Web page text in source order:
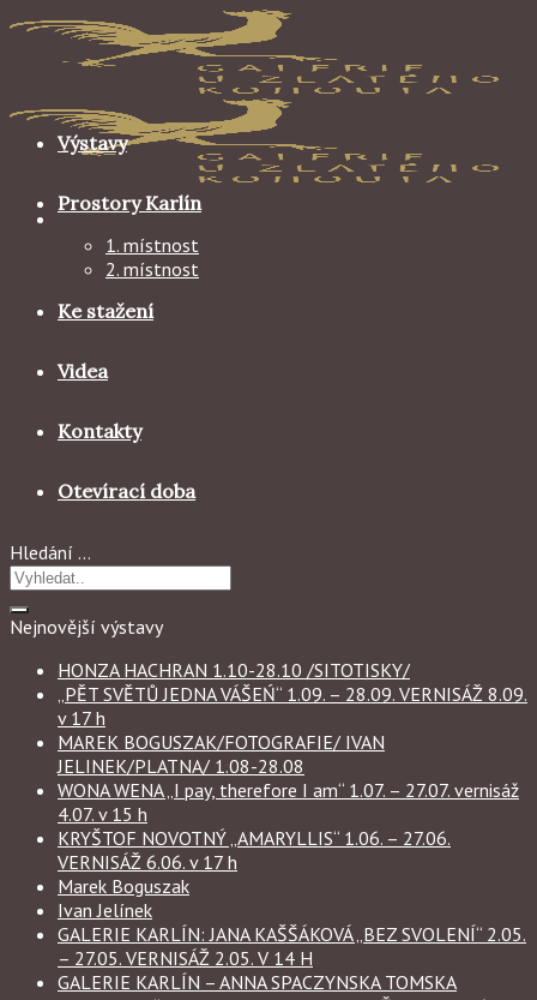
Skip
content
Výstavy
Prostory Karlín
1. místnost
2. místnost
Ke stažení
Videa
Kontakty
Otevírací doba
Hledání …
Nejnovější výstavy
HONZA HACHRAN 1.10-28.10 /SITOTISKY/
„PĚT SVĚTŮ JEDNA VÁŠEŃ“ 1.09. – 28.09. VERNISÁŽ 8.09.
v 17 h
MAREK BOGUSZAK/FOTOGRAFIE/ IVAN
JELINEK/PLATNA/ 1.08-28.08
WONA WENA „I pay, therefore I am“ 1.07. – 27.07. vernisáž
4.07. v 15 h
KRYŠTOF NOVOTNÝ „AMARYLLIS“ 1.06. – 27.06.
VERNISÁŽ 6.06. v 17 h
Marek Boguszak
Ivan Jelínek
GALERIE KARLÍN: JANA KAŠŠÁKOVÁ „BEZ SVOLENÍ“ 2.05.
– 27.05. VERNISÁŽ 2.05. V 14 H
GALERIE KARLÍN – ANNA SPACZYNSKA TOMSKA